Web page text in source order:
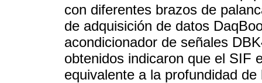
con diferentes brazos de
de adquisición de datos
acondicionador de señales
obtenidos indicaron que el SIF
equivalente a la profundidad